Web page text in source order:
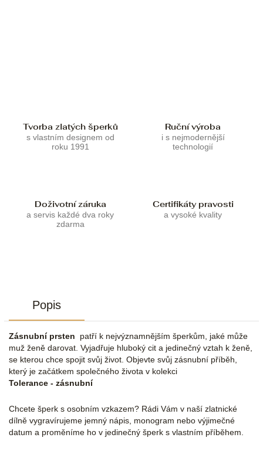
Tvorba zlatých šperků
s vlastním designem od
roku 1991
Ruční výroba
i s nejmodernější
technologií
Doživotní záruka
a servis každé dva roky
zdarma
Certifikáty pravosti
a vysoké kvality
Popis
Zásnubní prsten patří k nejvýznamnějším šperkům, jaké může
muž ženě darovat. Vyjadřuje hluboký cit a jedinečný vztah k ženě,
se kterou chce spojit svůj život. Objevte svůj zásnubní příběh,
který je začátkem společného života v kolekci
Tolerance - zásnubní
Chcete šperk s osobním vzkazem? Rádi Vám v naší zlatnické
dílně vygravírujeme jemný nápis, monogram nebo výjimečné
datum a proměníme ho v jedinečný šperk s vlastním příběhem.